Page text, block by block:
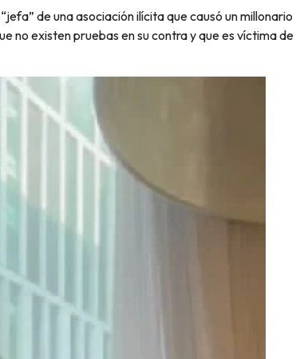
de una asociación ilícita que causó un millonario
no existen pruebas en su contra y que es víctima de